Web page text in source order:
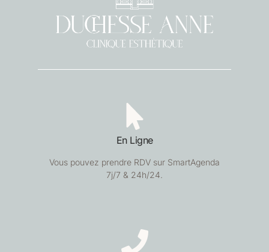
En Ligne
Vous pouvez prendre RDV sur SmartAgenda
7j/7 & 24h/24.